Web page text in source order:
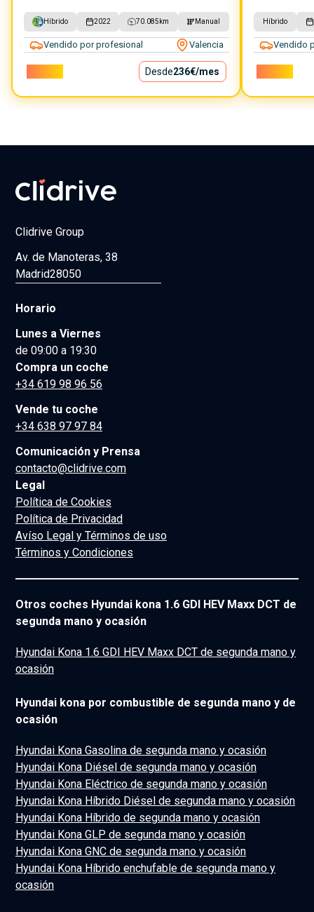
Híbrido 2022 70.085 km Manual
Vendido por profesional Valencia
Desde236€/mes
Híbrido
Vendido
Clidrive Group
Av. de Manoteras, 38
Madrid28050
Horario
Lunes a Viernes
de 09:00 a 19:30
Compra un coche
+34 619 98 96 56
Vende tu coche
+34 638 97 97 84
Comunicación y Prensa
contacto@clidrive.com
Legal
Política de Cookies
Política de Privacidad
Avíso Legal y Términos de uso
Términos y Condiciones
Otros coches Hyundai kona 1.6 GDI HEV Maxx DCT de
segunda mano y ocasión
Hyundai Kona 1.6 GDI HEV Maxx DCT de segunda mano y
ocasión
Hyundai kona por combustible de segunda mano y de
ocasión
Hyundai Kona Gasolina de segunda mano y ocasión
Hyundai Kona Diésel de segunda mano y ocasión
Hyundai Kona Eléctrico de segunda mano y ocasión
Hyundai Kona Híbrido Diésel de segunda mano y ocasión
Hyundai Kona Híbrido de segunda mano y ocasión
Hyundai Kona GLP de segunda mano y ocasión
Hyundai Kona GNC de segunda mano y ocasión
Hyundai Kona Híbrido enchufable de segunda mano y
ocasión